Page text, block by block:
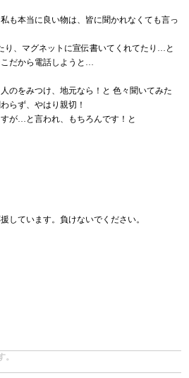
も本当に良い物は、皆に聞かれなくても言っ
、マグネットに宣伝書いてくれてたり…と
だから電話しようと…
のをみつけ、地元なら！と 色々聞いてみた
らず、やはり親切！
が…と言われ、もちろんです！と
しています。負けないでください。